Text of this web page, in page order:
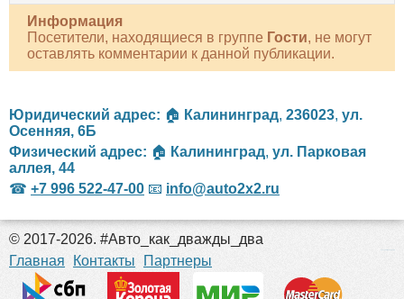
Информация
Посетители, находящиеся в группе Гости, не могут
оставлять комментарии к данной публикации.
Юридический адрес: 🏠 Калининград, 236023, ул.
Осенняя, 6Б
Физический адрес: 🏠 Калининград, ул. Парковая
аллея, 44
☎ +7 996 522-47-00 📧 info@auto2x2.ru
© 2017-2026. #Авто_как_дважды_два
Главная
Контакты Партнеры